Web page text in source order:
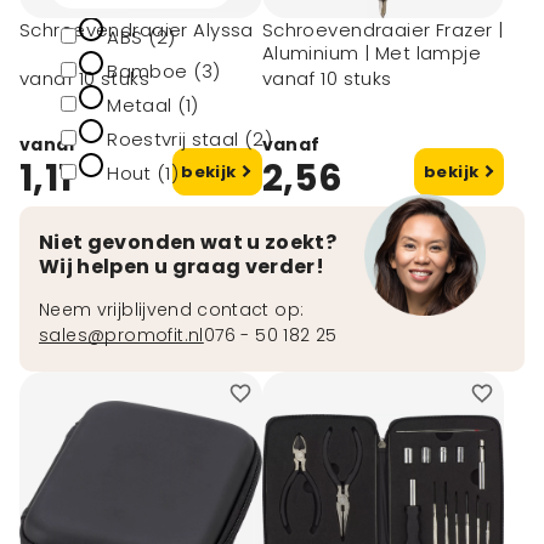
ABS (2)
Bamboe (3)
Metaal (1)
Roestvrij staal (2)
Hout (1)
Schroevendraaier Alyssa
vanaf 10 stuks
vanaf
1,11 bekijk
Schroevendraaier Frazer |
Aluminium | Met lampje
vanaf 10 stuks
vanaf
2,56 bekijk
Niet gevonden wat u zoekt?
Wij helpen u graag verder!
Neem vrijblijvend contact op:
sales@promofit.nl076 - 50 182 25